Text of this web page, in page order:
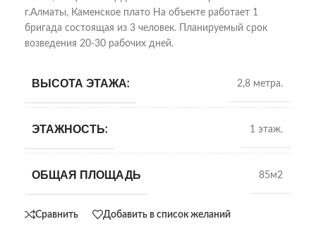
г.Алматы, Каменское плато На объекте работает 1
бригада состоящая из 3 человек. Планируемый срок
возведения 20-30 рабочих дней.
ВЫСОТА ЭТАЖА: 2,8 метра.
ЭТАЖНОСТЬ: 1 этаж.
ОБЩАЯ ПЛОЩАДЬ 85м2
Сравнить Добавить в список желаний